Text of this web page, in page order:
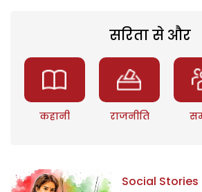
सरिता से और
कहानी राजनीति
Social Stories